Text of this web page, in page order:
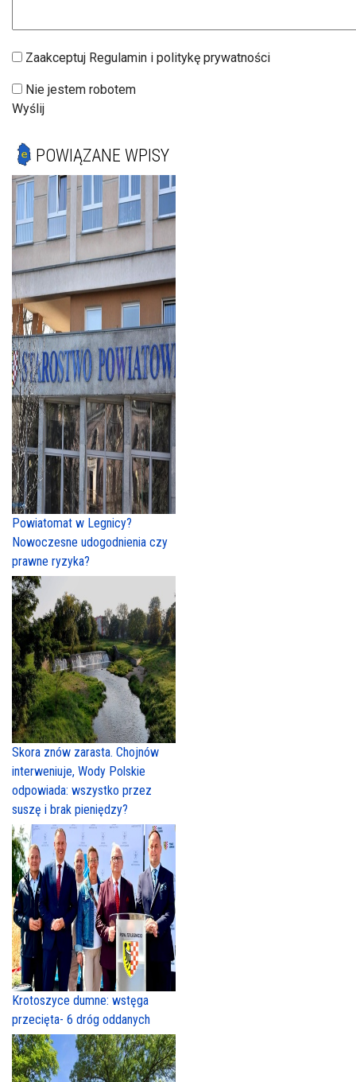
Zaakceptuj Regulamin i politykę prywatności
Nie jestem robotem
Wyślij
POWIĄZANE WPISY
Powiatomat w Legnicy?
Nowoczesne udogodnienia czy
prawne ryzyka?
Skora znów zarasta. Chojnów
interweniuje, Wody Polskie
odpowiada: wszystko przez
suszę i brak pieniędzy?
Krotoszyce dumne: wstęga
przecięta- 6 dróg oddanych